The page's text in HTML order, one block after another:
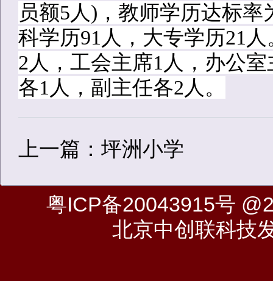
员额5人)，教师学历达标
科学历91人，大专学历21
2人，工会主席1人，办公
各1人，副主任各2人。
上一篇：坪洲小学
粤ICP备20043915号
北京中创联科技